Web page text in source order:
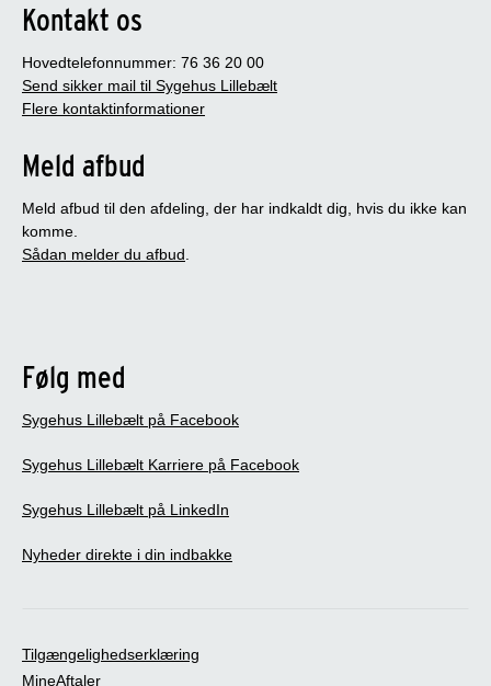
Kontakt os
Hovedtelefonnummer: 76 36 20 00
Send sikker mail til Sygehus Lillebælt
Flere kontaktinformationer
Meld afbud
Meld afbud til den afdeling, der har indkaldt dig, hvis du ikke kan
komme.
Sådan melder du afbud.
Følg med
Sygehus Lillebælt på Facebook
Sygehus Lillebælt Karriere på Facebook
Sygehus Lillebælt på LinkedIn
Nyheder direkte i din indbakke
Tilgængelighedserklæring
MineAftaler